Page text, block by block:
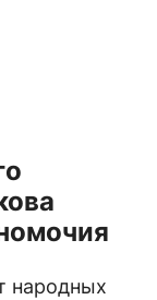
народных